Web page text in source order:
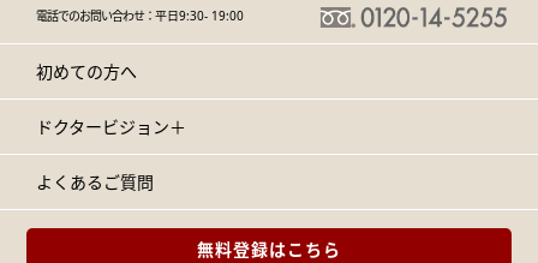
電話でのお問い合わせ：平日9:30- 19:00
初めての方へ
ドクタービジョン＋
よくあるご質問
無料登録はこちら